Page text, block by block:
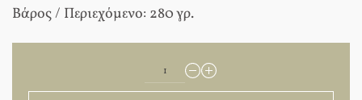
Βάρος / Περιεχόμενο: 280 γρ.